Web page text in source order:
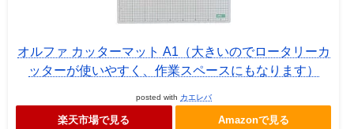
オルファ カッターマット A1（大きいのでロータリーカ
ッターが使いやすく、作業スペースにもなります）
posted with カエレバ
楽天市場で見る Amazonで見る